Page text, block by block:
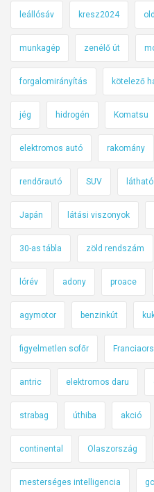
leállósáv kresz2024
munkagép zenélő út
forgalomirányítás kötelező
jég hidrogén Komatsu
elektromos autó rakomány
rendőrautó SUV
Japán látási viszonyok
30-as tábla zöld rendszám
lórév adony proace
agymotor benzinkút
figyelmetlen sofőr
antric elektromos daru
strabag úthiba akció
continental Olaszország
mesterséges intelligencia